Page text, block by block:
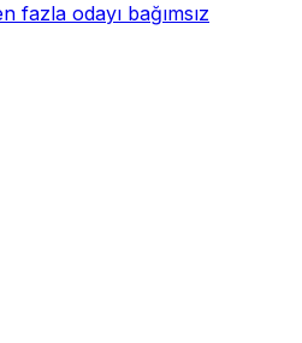
fazla odayı bağımsız